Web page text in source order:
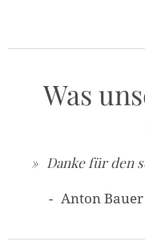
Was
Danke für den
Anton